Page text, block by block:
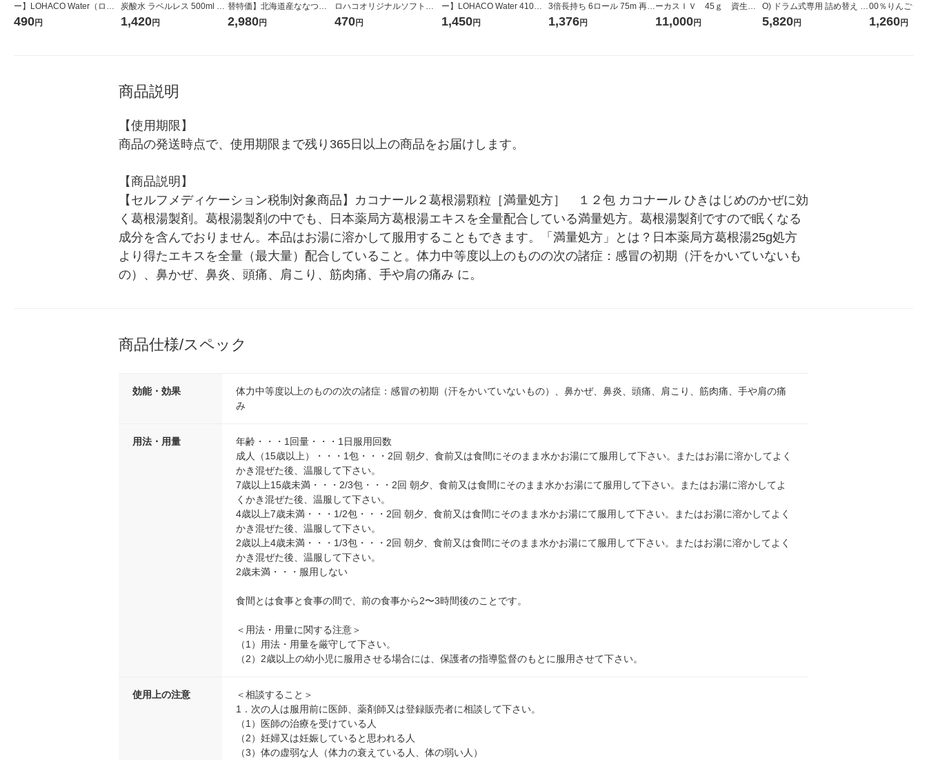
ー】LOHACO Water（ロハ
コウォーター）2L ラベルレ
490円
炭酸水 ラベルレス 500ml 1
箱（24本入）
1,420円
替特価】北海道産ななつぼ
し 無洗米 5kg 1袋 令和7年産
米 木徳神糧 オリジナル
2,980円
ロハコオリジナルソフトパ
ックティッシュ フィオナ オ
470円
ー】LOHACO Water 410ml
1箱（20本入）ラベルレス
（イチオシ） オリジナル
1,450円
3倍長持ち 6ロール 75m 再生
紙配合 スコッティフラワー
パック 1セット（2パック12
1,376円
ーカスＩＶ 45ｇ 資生
堂 おまけ付き
11,000円
O) ドラム式専用 詰め替え メ
ガジャンボ 2300g 1セット
（2個入) 洗濯洗剤 花王
5,820円
00％りんごジ
箱（18本入）
【クイズ付き
1,260円
商品説明
【使用期限】
商品の発送時点で、使用期限まで残り365日以上の商品をお届けします。
【商品説明】
【セルフメディケーション税制対象商品】カコナール２葛根湯顆粒［満量処方］　１２包 カコナール ひきはじめのかぜに効
く葛根湯製剤。葛根湯製剤の中でも、日本薬局方葛根湯エキスを全量配合している満量処方。葛根湯製剤ですので眠くなる
成分を含んでおりません。本品はお湯に溶かして服用することもできます。「満量処方」とは？日本薬局方葛根湯25g処方
より得たエキスを全量（最大量）配合していること。体力中等度以上のものの次の諸症：感冒の初期（汗をかいていないも
の）、鼻かぜ、鼻炎、頭痛、肩こり、筋肉痛、手や肩の痛み に。
商品仕様/スペック
効能・効果
体力中等度以上のものの次の諸症：感冒の初期（汗をかいていないもの）、鼻かぜ、鼻炎、頭痛、肩こり、筋肉痛、手や肩の痛
み
用法・用量
年齢・・・1回量・・・1日服用回数
成人（15歳以上）・・・1包・・・2回 朝夕、食前又は食間にそのまま水かお湯にて服用して下さい。またはお湯に溶かしてよく
かき混ぜた後、温服して下さい。
7歳以上15歳未満・・・2/3包・・・2回 朝夕、食前又は食間にそのまま水かお湯にて服用して下さい。またはお湯に溶かしてよ
くかき混ぜた後、温服して下さい。
4歳以上7歳未満・・・1/2包・・・2回 朝夕、食前又は食間にそのまま水かお湯にて服用して下さい。またはお湯に溶かしてよく
かき混ぜた後、温服して下さい。
2歳以上4歳未満・・・1/3包・・・2回 朝夕、食前又は食間にそのまま水かお湯にて服用して下さい。またはお湯に溶かしてよく
かき混ぜた後、温服して下さい。
2歳未満・・・服用しない
食間とは食事と食事の間で、前の食事から2〜3時間後のことです。
＜用法・用量に関する注意＞
（1）用法・用量を厳守して下さい。
（2）2歳以上の幼小児に服用させる場合には、保護者の指導監督のもとに服用させて下さい。
使用上の注意
＜相談すること＞
1．次の人は服用前に医師、薬剤師又は登録販売者に相談して下さい。
（1）医師の治療を受けている人
（2）妊婦又は妊娠していると思われる人
（3）体の虚弱な人（体力の衰えている人、体の弱い人）